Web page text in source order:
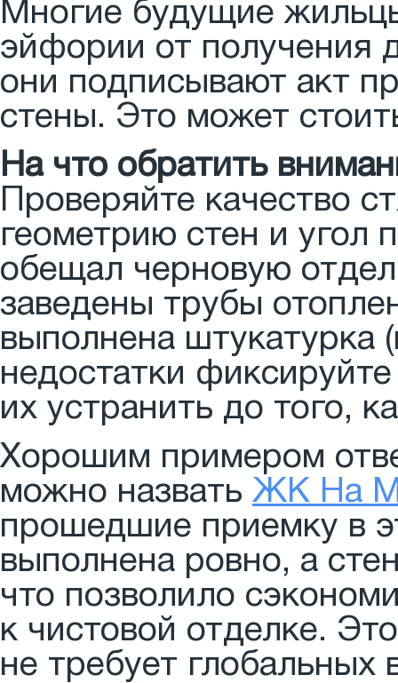
Многие будущие
эйфории от получения
они подписывают акт
стены. Это может
На что обратить
Проверяйте качество
геометрию стен и угол
обещал черновую
заведены трубы
выполнена штукатурка
недостатки
их устранить до того,
Хорошим примером
можно назвать ЖК На
прошедшие приемку в
выполнена ровно, а
что позволило
к чистовой отделке.
не требует глобальных